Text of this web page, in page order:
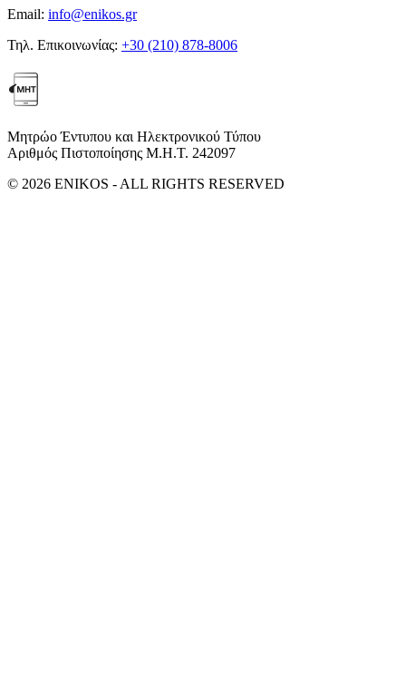
Email: info@enikos.gr
Τηλ. Επικοινωνίας: +30 (210) 878-8006
Μητρώο Έντυπου και Ηλεκτρονικού Τύπου
Αριθμός Πιστοποίησης Μ.Η.Τ. 242097
© 2026 ENIKOS - ALL RIGHTS RESERVED